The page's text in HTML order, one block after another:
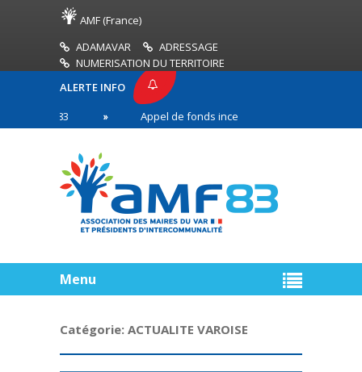
AMF (France)
ADAMAVAR
ADRESSAGE
NUMERISATION DU TERRITOIRE
ALERTE INFO
Appel de fonds incendies de forêt
ligne
Menu
Catégorie: ACTUALITE VAROISE